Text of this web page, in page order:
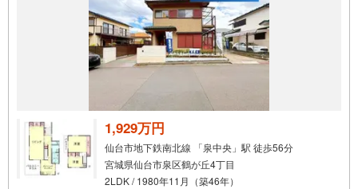
1,929万円
仙台市地下鉄南北線 「泉中央」駅 徒歩56分
宮城県仙台市泉区鶴が丘4丁目
2LDK / 1980年11月（築46年）